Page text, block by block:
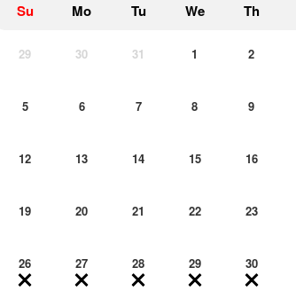
Su Mo Tu We Th
29 30 31 1 2
5 6 7 8 9
12 13 14 15 16
19 20 21 22 23
26 27 28 29 30